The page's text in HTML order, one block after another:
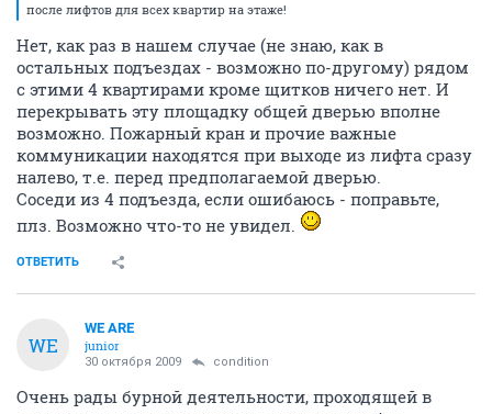
после лифтов для всех квартир на этаже!
Нет, как раз в нашем случае (не знаю, как в
остальных подъездах - возможно по-другому) рядом
с этими 4 квартирами кроме щитков ничего нет. И
перекрывать эту площадку общей дверью вполне
возможно. Пожарный кран и прочие важные
коммуникации находятся при выходе из лифта сразу
налево, т.е. перед предполагаемой дверью.
Соседи из 4 подъезда, если ошибаюсь - поправьте,
плз. Возможно что-то не увидел.
ОТВЕТИТЬ
WE
WE ARE
junior
30 октября 2009 condition
Очень рады бурной деятельности, проходящей в